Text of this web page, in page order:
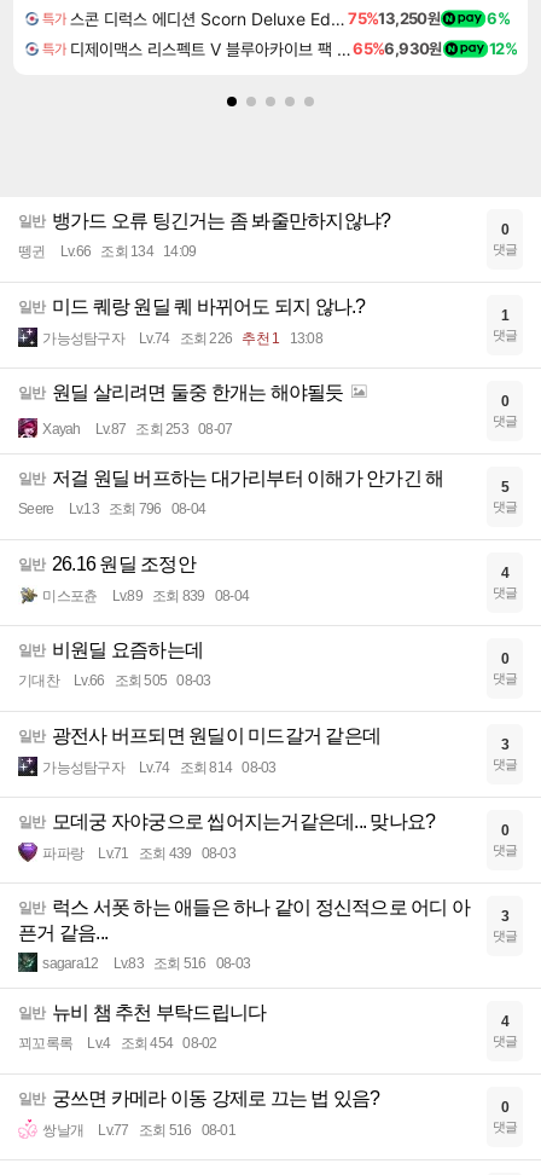
특가 스콘 디럭스 에디션 Scorn Deluxe Edition75%13,250원 6%
특가 디제이맥스 리스펙트 V 블루아카이브 팩 DJMAX RESPECT V Blue Archive Pack DLC65%6,930원 12%
일반 뱅가드 오류 팅긴거는 좀 봐줄만하지않냐?
뗑귄 Lv.66 조회 134 14:09
0
댓글
일반 미드 퀘랑 원딜 퀘 바뀌어도 되지 않나.?
가능성탐구자 Lv.74 조회 226 추천 1 13:08
1
댓글
일반 원딜 살리려면 둘중 한개는 해야될듯
Xayah Lv.87 조회 253 08-07
0
댓글
일반 저걸 원딜 버프하는 대가리부터 이해가 안가긴 해
Seere Lv.13 조회 796 08-04
5
댓글
일반 26.16 원딜 조정안
미스포츈 Lv.89 조회 839 08-04
4
댓글
일반 비원딜 요즘하는데
기대찬 Lv.66 조회 505 08-03
0
댓글
일반 광전사 버프되면 원딜이 미드갈거 같은데
가능성탐구자 Lv.74 조회 814 08-03
3
댓글
일반 모데궁 자야궁으로 씹어지는거같은데... 맞나요?
파파랑 Lv.71 조회 439 08-03
0
댓글
일반 럭스 서폿 하는 애들은 하나 같이 정신적으로 어디 아
픈거 같음...
sagara12 Lv.83 조회 516 08-03
3
댓글
일반 뉴비 챔 추천 부탁드립니다
꾀꼬록록 Lv.4 조회 454 08-02
4
댓글
일반 궁쓰면 카메라 이동 강제로 끄는 법 있음?
쌍날개 Lv.77 조회 516 08-01
0
댓글